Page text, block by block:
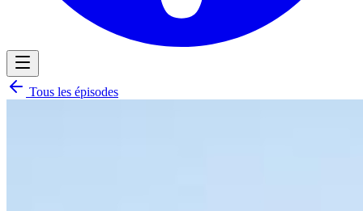
Tous les épisodes